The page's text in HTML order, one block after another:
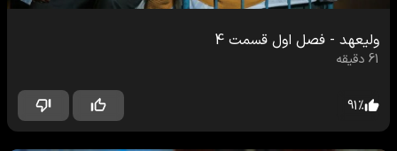
ولیعهد - فصل اول قسمت 4
61 دقیقه
91%